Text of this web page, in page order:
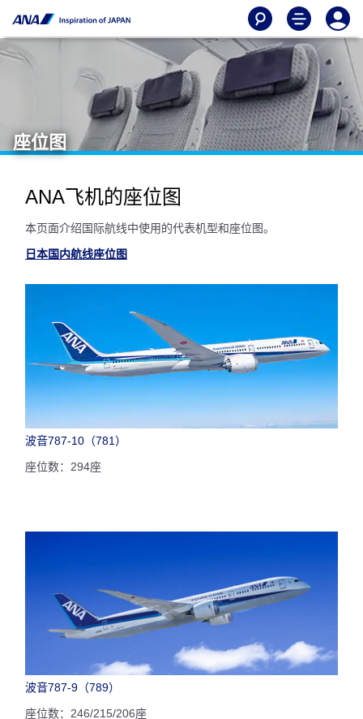
座位图
ANA飞机的座位图
本页面介绍国际航线中使用的代表机型和座位图。
日本国内航线座位图
波音787-10（781）
座位数：294座
波音787-9（789）
座位数：246/215/206座